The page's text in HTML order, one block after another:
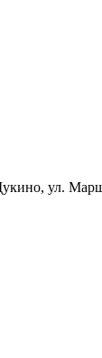
ул.